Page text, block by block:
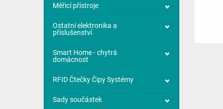
Měřicí přístroje
Ostatní elektronika a
příslušenství
Smart Home - chytrá
domácnost
RFID Čtečky Čipy Systémy
Sady součástek